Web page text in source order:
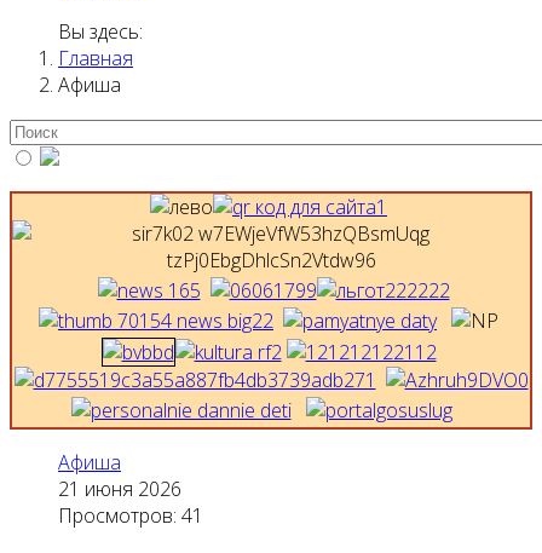
Вы здесь:
Главная
Афиша
Афиша
21 июня 2026
Просмотров: 41